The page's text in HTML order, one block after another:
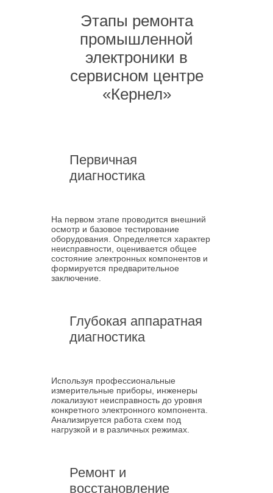
Этапы ремонта
промышленной
электроники в
сервисном центре
«Кернел»
Первичная
диагностика
На первом этапе проводится внешний
осмотр и базовое тестирование
оборудования. Определяется характер
неисправности, оценивается общее
состояние электронных компонентов и
формируется предварительное
заключение.
Глубокая аппаратная
диагностика
Используя профессиональные
измерительные приборы, инженеры
локализуют неисправность до уровня
конкретного электронного компонента.
Анализируется работа схем под
нагрузкой и в различных режимах.
Ремонт и
восстановление